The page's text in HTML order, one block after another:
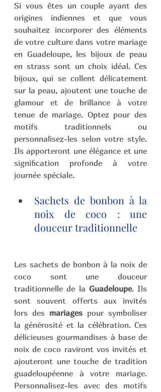
Si vous êtes un couple ayant des
origines indiennes et que vous
souhaitez incorporer des éléments
de votre culture dans votre mariage
en Guadeloupe, les bijoux de peau
en strass sont un choix idéal. Ces
bijoux, qui se collent délicatement
sur la peau, ajoutent une touche de
glamour et de brillance à votre
tenue de mariage. Optez pour des
motifs traditionnels ou
personnalisez-les selon votre style.
Ils apporteront une élégance et une
signification profonde à votre
journée spéciale.
Sachets de bonbon à la
noix de coco : une
douceur traditionnelle
Les sachets de bonbon à la noix de
coco sont une douceur
traditionnelle de la Guadeloupe. Ils
sont souvent offerts aux invités
lors des mariages pour symboliser
la générosité et la célébration. Ces
délicieuses gourmandises à base de
noix de coco raviront vos invités et
ajouteront une touche de tradition
guadeloupéenne à votre mariage.
Personnalisez-les avec des motifs